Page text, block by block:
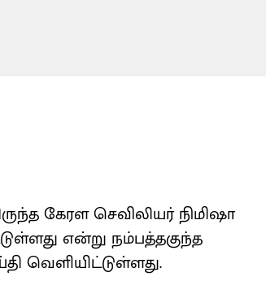
கேரள செவிலியர் நிமிஷா
என்று நம்பத்தகுந்த
வெளியிட்டுள்ளது.